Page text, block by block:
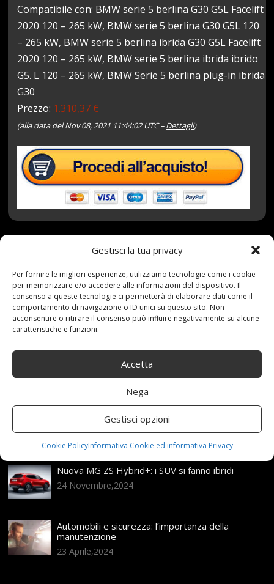
Gestisci la tua privacy
Per fornire le migliori esperienze, utilizziamo tecnologie come i cookie
per memorizzare e/o accedere alle informazioni del dispositivo. Il
consenso a queste tecnologie ci permetterà di elaborare dati come il
comportamento di navigazione o ID unici su questo sito. Non
acconsentire o ritirare il consenso può influire negativamente su alcune
caratteristiche e funzioni.
Accetta
Nega
Gestisci opzioni
Cookie PolicyInformativa Cookie ed informativa Privacy
Compatibile con: BMW serie 5 berlina G30 G5L Facelift
2020 120 – 265 kW, BMW serie 5 berlina G30 G5L 120
– 265 kW, BMW serie 5 berlina ibrida G30 G5L Facelift
2020 120 – 265 kW, BMW serie 5 berlina ibrida ibrido
G5. L 120 – 265 kW, BMW Serie 5 berlina plug-in ibrida
G30
Prezzo: 1.310,37 €
(alla data del Nov 08, 2021 11:44:02 UTC –Dettagli)
8 Novembre 2021 redazione
3PMSF,ALPIN,Argento,brillante,con,Integrali,
MICHELIN,R17,ruote,Skandic Categories: Shop
Articoli recenti
Assicurazione auto e sostituzione lunotto: le cose
da sapere
Range Rover: un’icona tra i luxury SUV
Nuova MG ZS Hybrid+: i SUV si fanno ibridi
24 Novembre,2024
Automobili e sicurezza: l’importanza della
manutenzione
23 Aprile,2024